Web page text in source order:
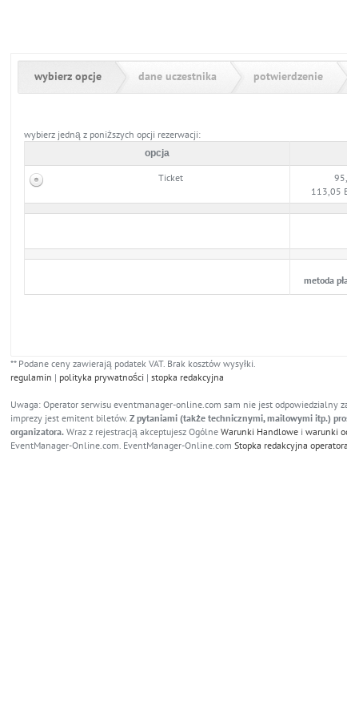
wybierz opcje dane uczestnika potwierdzenie
wybierz jedną z poniższych opcji rezerwacji:
opcja
Ticket
113,05
metoda
** Podane ceny zawierają podatek VAT. Brak kosztów wysyłki.
regulamin | polityka prywatności | stopka redakcyjna
Uwaga: Operator serwisu eventmanager-online.com sam nie jest odpowiedzialny
imprezy jest emitent biletów. Z pytaniami (także technicznymi, mailowymi itp.)
organizatora. Wraz z rejestracją akceptujesz Ogólne Warunki Handlowe i warunki
EventManager-Online.com. EventManager-Online.com Stopka redakcyjna operatora